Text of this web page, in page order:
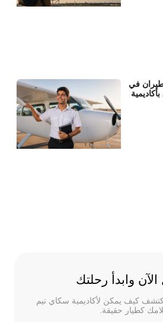
في
بأكاديمية
وابدأ رحلتك
كيف يمكن لأكاديمية سكاي تيم
كطيار حقيقة.